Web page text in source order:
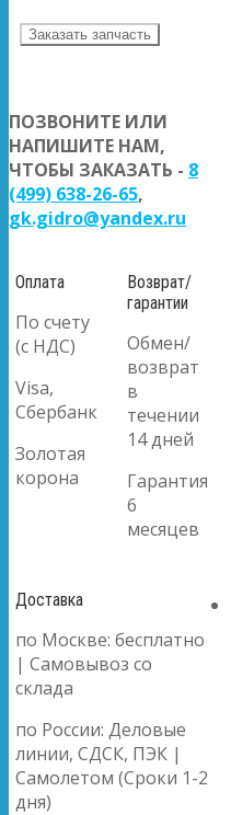
Заказать запчасть
ПОЗВОНИТЕ ИЛИ
НАПИШИТЕ НАМ,
ЧТОБЫ ЗАКАЗАТЬ - 8
(499) 638-26-65,
gk.gidro@yandex.ru
Оплата
По счету
(с НДС)
Visa,
Сбербанк
Золотая
корона
Возврат/
гарантии
Обмен/
возврат
в
течении
14 дней
Гарантия
6
месяцев
Доставка
по Москве: бесплатно
| Самовывоз со
склада
по России: Деловые
линии, СДСК, ПЭК |
Самолетом (Сроки 1-2
дня)